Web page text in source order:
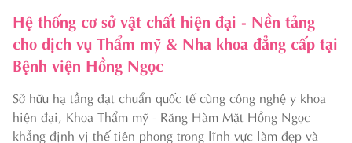
Hệ thống cơ sở vật chất hiện đại - Nền tảng
cho dịch vụ Thẩm mỹ & Nha khoa đẳng cấp tại
Bệnh viện Hồng Ngọc
Sở hữu hạ tầng đạt chuẩn quốc tế cùng công nghệ y khoa
hiện đại, Khoa Thẩm mỹ - Răng Hàm Mặt Hồng Ngọc
khẳng định vị thế tiên phong trong lĩnh vực làm đẹp và